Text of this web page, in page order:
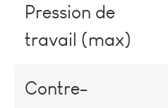
Pression de
travail (max)
Contre-